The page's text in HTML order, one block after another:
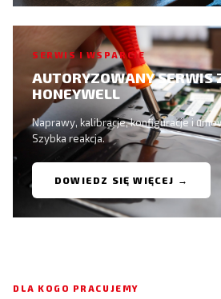
SERWIS I WSPARCIE
AUTORYZOWANY SERWIS
HONEYWELL
Naprawy, kalibracje, konfiguracje i
Szybka reakcja.
DOWIEDZ SIĘ WIĘCEJ →
DLA KOGO PRACUJEMY